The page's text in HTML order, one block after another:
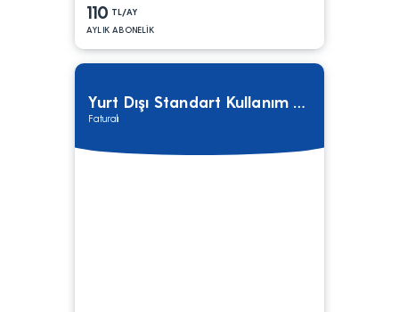
110 TL/AY
AYLIK ABONELİK
Yurt Dışı Standart Kullanım Tarifesi
Faturalı